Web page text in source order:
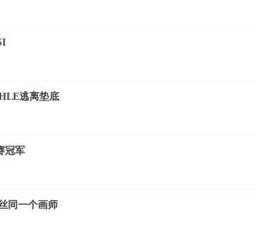
逃离垫底
冠军
同一个画师